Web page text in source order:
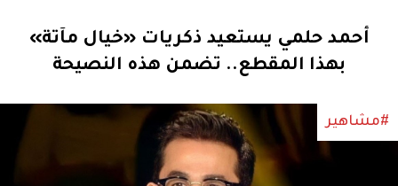
أحمد حلمي يستعيد ذكريات «خيال مآتة»
بهذا المقطع.. تضمن هذه النصيحة
#مشاهير